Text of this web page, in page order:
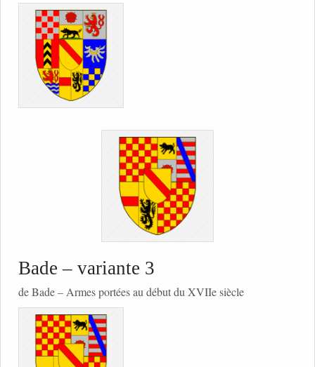
Bade – variante 3
de Bade – Armes portées au début du XVIIe siècle